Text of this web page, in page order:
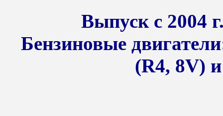
Выпуск с 2004
Бензиновые
(R4, 8V)